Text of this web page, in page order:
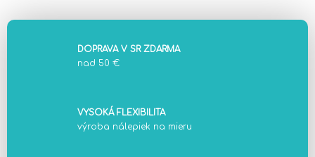
DOPRAVA V SR ZDARMA
nad 50 €
VYSOKÁ FLEXIBILITA
výroba nálepiek na mieru